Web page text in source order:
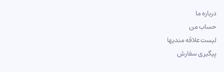
درباره ما
حساب من
لیست علاقه مندیها
پیگیری سفارش